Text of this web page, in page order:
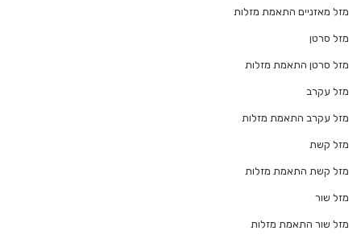
מזל מאזניים התאמת מזלות
מזל סרטן
מזל סרטן התאמת מזלות
מזל עקרב
מזל עקרב התאמת מזלות
מזל קשת
מזל קשת התאמת מזלות
מזל שור
מזל שור התאמת מזלות